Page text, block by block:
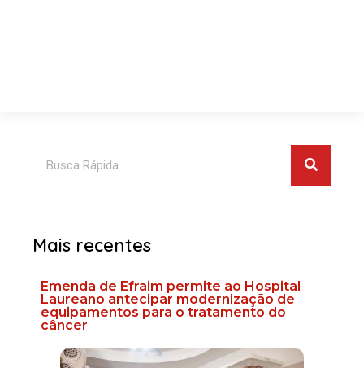
Mais recentes
Emenda de Efraim permite ao Hospital
Laureano antecipar modernização de
equipamentos para o tratamento do
câncer